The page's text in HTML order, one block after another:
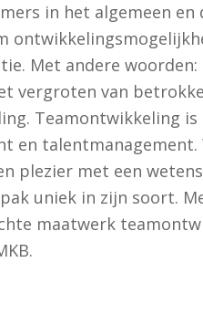
in het algemeen
Met andere
vergroten van
Teamontwikkeling
en
plezier met een
uniek in zijn soort.
maatwerk